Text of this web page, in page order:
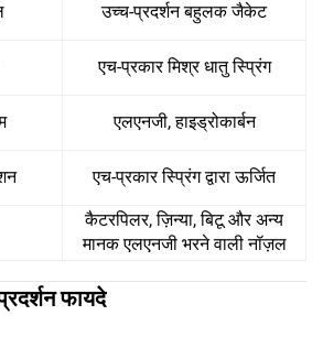
उच्च-प्रदर्शन बहुलक जैकेट
एच-प्रकार मिश्र धातु स्प्रिंग
एलएनजी, हाइड्रोकार्बन
एच-प्रकार स्प्रिंग द्वारा ऊर्जित
कैटरपिलर, ज़िन्या, बिटू और अन्य
मानक एलएनजी भरने वाली नॉज़ल
फायदे